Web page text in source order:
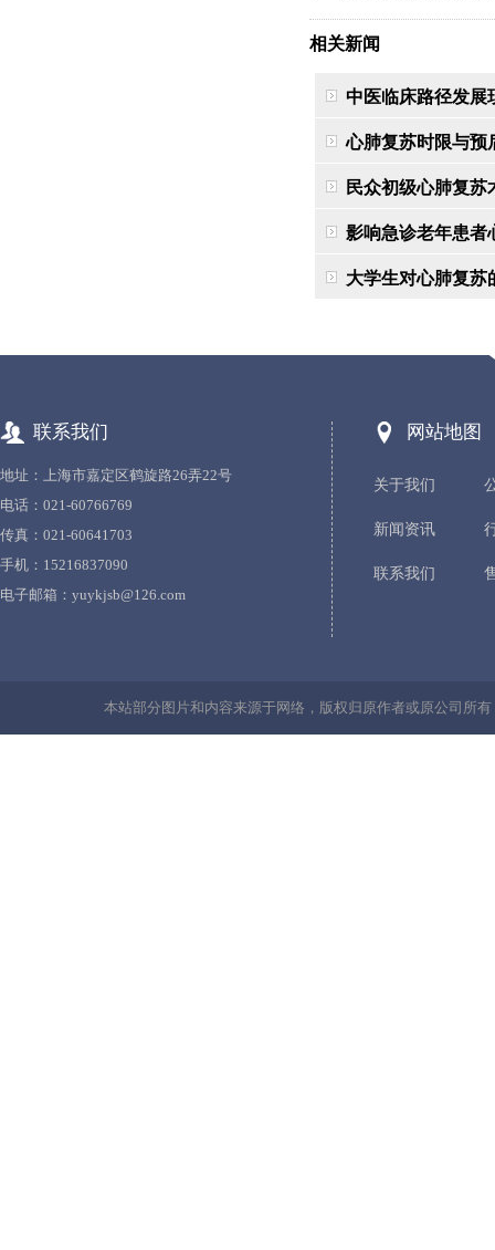
相关新闻
中医临床路径发展
心肺复苏时限与预
民众初级心肺复
影响急诊老年患者
大学生对心肺复苏
联系我们
地址：上海市嘉定区鹤旋路26弄22号
电话：021-60766769
传真：021-60641703
手机：15216837090
电子邮箱： yuykjsb@126.com
网站地图
关于我们
新闻资讯
联系我们
本站部分图片和内容来源于网络，版权归原作者或原公司所